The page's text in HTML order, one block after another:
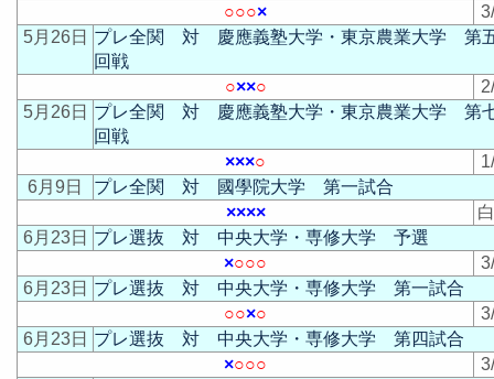
○○○×
5月26日 プレ全関 対 慶應義塾大学・東京農業大学 第
回戦
○××○
5月26日 プレ全関 対 慶應義塾大学・東京農業大学 第
回戦
×××○
6月9日
プレ全関 対 國學院大学 第一試合
××××
6月23日 プレ選抜 対 中央大学・専修大学 予選
×○○○
6月23日 プレ選抜 対 中央大学・専修大学 第一試合
○○×○
6月23日 プレ選抜 対 中央大学・専修大学 第四試合
×○○○